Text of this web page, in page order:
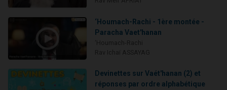
‘Houmach-Rachi - 1ère montée -
Paracha Vaet'hanan
Devinettes sur Vaét'hanan (2) et
réponses par ordre alphabétique